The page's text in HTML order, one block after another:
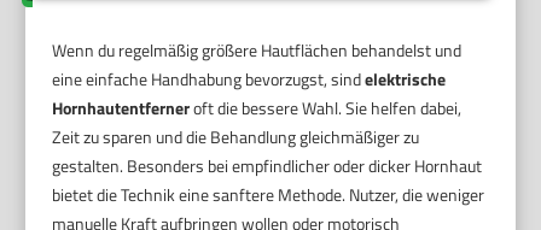
Wenn du regelmäßig größere Hautflächen behandelst und
eine einfache Handhabung bevorzugst, sindelektrische
Hornhautentferneroft die bessere Wahl. Sie helfen dabei,
Zeit zu sparen und die Behandlung gleichmäßiger zu
gestalten. Besonders bei empfindlicher oder dicker Hornhaut
bietet die Technik eine sanftere Methode. Nutzer, die weniger
manuelle Kraft aufbringen wollen oder motorisch